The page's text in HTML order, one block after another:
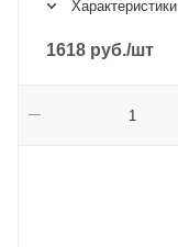
Характеристики
1618 руб./шт